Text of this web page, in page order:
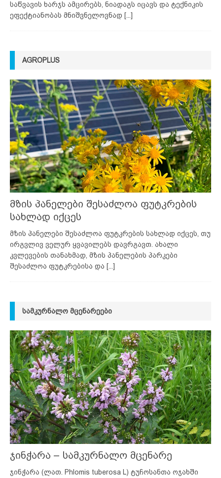
საწვავის ხარჯს ამცირებს, ნიადაგს იცავს და ტექნიკის
ეფექტიანობას მნიშვნელოვნად [...]
AGROPLUS
მზის პანელები შესაძლოა ფუტკრების
სახლად იქცეს
მზის პანელები შესაძლოა ფუტკრების სახლად იქცეს, თუ
ირგვლივ ველურ ყვავილებს დავრგავთ. ახალი
კვლევების თანახმად, მზის პანელების პარკები
შესაძლოა ფუტკრებისა და [...]
ᲡᲐᲛᲙᲣᲠᲜᲐᲚᲝ ᲛᲪᲔᲜᲐᲠᲔᲔᲑᲘ
ჯინჭარა – სამკურნალო მცენარე
ჯინჭარა (ლათ. Phlomis tuberosa L) ტუჩოსანთა ოჯახში